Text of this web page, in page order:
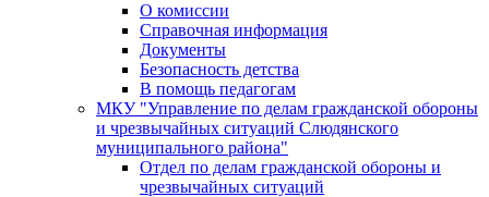
О комиссии
Справочная информация
Документы
Безопасность детства
В помощь педагогам
МКУ "Управление по делам гражданской обороны
и чрезвычайных ситуаций Слюдянского
муниципального района"
Отдел по делам гражданской обороны и
чрезвычайных ситуаций